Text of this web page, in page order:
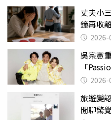
丈夫小
鐘再收
還扯2026-
吳宗憲
「
2026-
旅遊變
閒聊驚